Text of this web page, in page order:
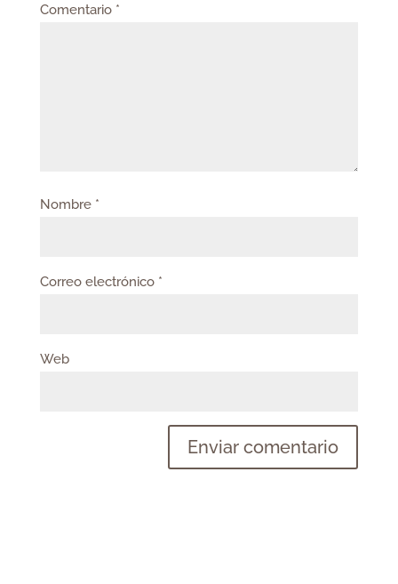
Comentario *
Nombre *
Correo electrónico *
Web